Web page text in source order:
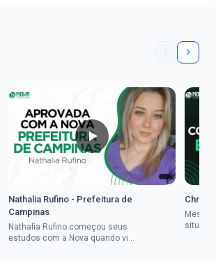
Nathalia Rufino - Prefeitura de
Campinas
Nathalia Rufino começou seus
estudos com a Nova quando viu
Mesmo